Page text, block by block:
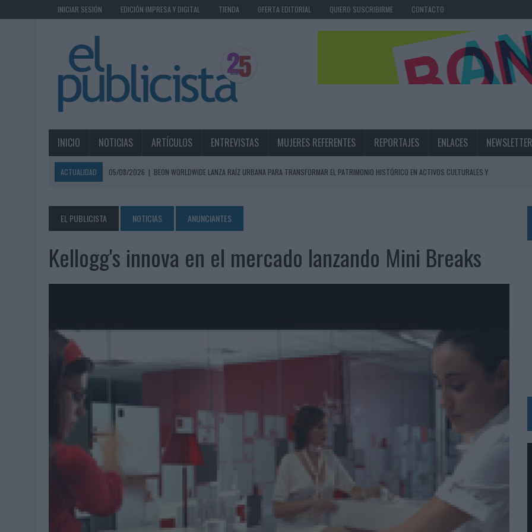
INICIAR SESIÓN EDICIÓN IMPRESA Y DIGITAL TIENDA OFERTA EDITORIAL QUIERO SUSCRIBIRME CONTACTO
INICIO NOTICIAS ARTÍCULOS ENTREVISTAS MUJERES REFERENTES REPORTAJES ENLACES NEWSLETTER
ACTUALIDAD 05/08/2026 | BEON WORLDWIDE LANZA RAÍZ URBANA PARA TRANSFORMAR EL PATRIMONIO HISTÓRICO EN ACTIVOS CULTURALES Y
05/08/2026 | LOPESAN HOTELS & RESORTS ACERCA EL PARAÍSO CANARIO EN SU ÚLTIMA CAMPAÑA INTERNACIONAL
05/08/2026
LUIS ARQUILLOS (BURGO DE ARIAS): “LA CONSTRUCCIÓN DE MARCA A LARGO PLAZO Y LA MEDICIÓN SON DOS CARAS DE LA MISMA
MONEDA”
04/08/2026 | ‘EL FÚTBOL SIN LAS PERSONAS’, DE DENTSU CREATIVE PARA ORANGE
04/08/2026
CAPAZ, LA CERVEZA QUE CONVIERTE CADA BOTELLA EN UNA OPORTUNIDAD DE INCLUSIÓN
BABARIA Y MAXIBON SON ‘EL MATCH PERFECTO DEL VERANO’
04/08/2026
03/08/2026
| ‘VUELVE EL FÚTBOL. VUELVE A SOÑAR’, DE VML PARA MOVISTAR
03/08/2026
MOVISTAR APELA A LA ILUSIÓN DE LAS AFICIONES PARA EL REGRESO DEL FÚTBOL
03/08/2026
EL REAL BETIS INVITA A LOS AFICIONADOS A DISEÑAR SU PRÓXIMA CAMISETA FOREVER GREEN
|
KFC CONVIERTE LOS UBER EN UN HOMENAJE AL UNIVERSO DE 'LOS SIMPSON'
BACK MARKET PONE A LA MADRE DE SU FUNDADOR COMO AVAL DE SU CALIDAD
03/08/2026
PRESENTADO EL JURADO DE LOS PREMIOS DE MARKETING Y COMUNICACIÓN EN EL SECTOR ASEGURADOR 2026
‘FROZEN DUNKIN’ X CALIPPO®’, AUTOPRODUCCIÓN DE DUNKIN’
EL PUBLICISTA NOTICIAS ANUNCIANTES
Kellogg's innova en el mercado lanzando Mini Breaks